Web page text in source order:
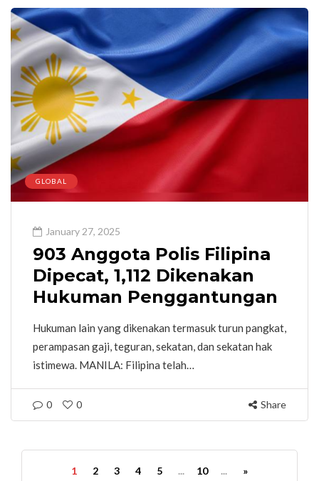
GLOBAL
January 27, 2025
903 Anggota Polis Filipina
Dipecat, 1,112 Dikenakan
Hukuman Penggantungan
Hukuman lain yang dikenakan termasuk turun pangkat,
perampasan gaji, teguran, sekatan, dan sekatan hak
istimewa. MANILA: Filipina telah…
0 0 Share
1 2 3 4 5 ... 10 ...
»